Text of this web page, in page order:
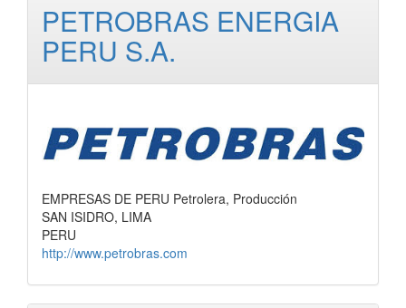
PETROBRAS ENERGIA
PERU S.A.
EMPRESAS DE PERU Petrolera, Producción
SAN ISIDRO, LIMA
PERU
http://www.petrobras.com